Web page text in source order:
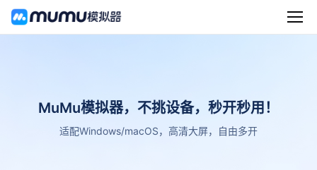
MuMu模拟器，不挑设备，秒开秒用！
适配Windows/macOS，高清大屏，自由多开